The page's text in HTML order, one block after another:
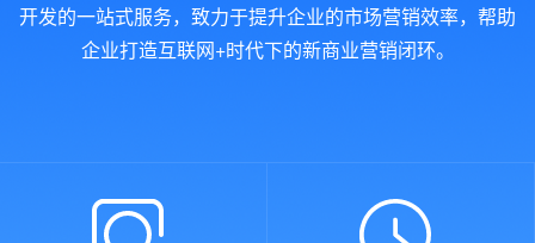
开发的一站式服务，致力于提升企业的市场营销效率，帮助
企业打造互联网+时代下的新商业营销闭环。